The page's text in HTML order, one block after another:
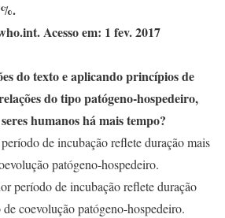
Acesso em: 1 fev. 2017
do texto e aplicando princípios de
do tipo patógeno-hospedeiro,
humanos há mais tempo?
de incubação reflete duração mais
patógeno-hospedeiro.
período de incubação reflete duração
coevolução patógeno-hospedeiro.